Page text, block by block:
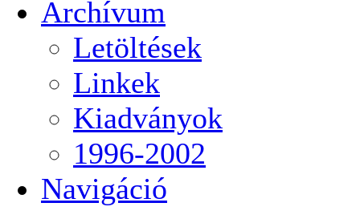
Archívum
Letöltések
Linkek
Kiadványok
1996-2002
Navigáció